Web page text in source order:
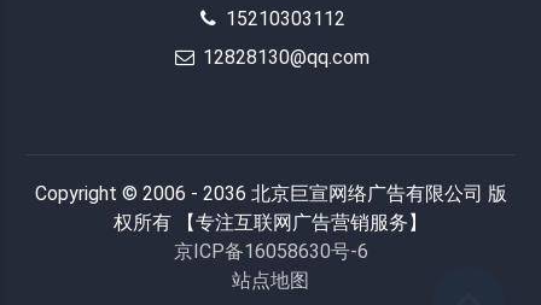
15210303112
12828130@qq.com
Copyright © 2006 - 2036 北京巨宣网络广告有限公司 版
权所有 【专注互联网广告营销服务】
京ICP备16058630号-6
站点地图